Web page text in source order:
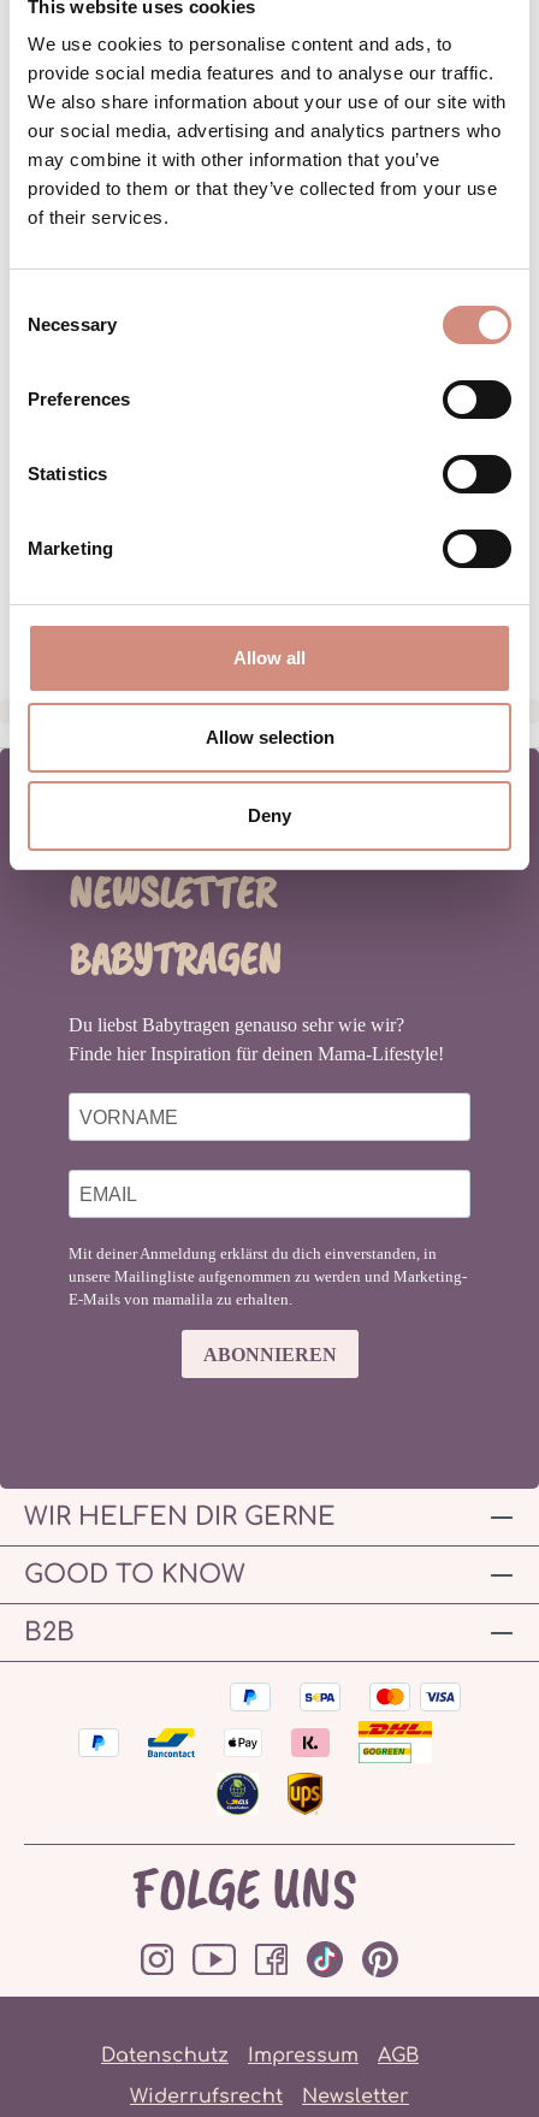
This website uses cookies
We use cookies to personalise content and ads, to
provide social media features and to analyse our traffic.
We also share information about your use of our site with
our social media, advertising and analytics partners who
may combine it with other information that you’ve
provided to them or that they’ve collected from your use
of their services.
Selection
Necessary
Preferences
Statistics
Marketing
Allow all
Allow selection
Deny
dir!
Produkt Anzahl: Gib den
Stk IN DEN WARENKORB
BESCHREIBUNG
Polyester (recycelt), innen gefüttert
PFLEGEHINWEISE
NEWSLETTER
BABYTRAGEN
Du liebst Babytragen genauso sehr wie wir?
Finde hier Inspiration für deinen Mama-Lifestyle!
Mit deiner Anmeldung erklärst du dich einverstanden, in
unsere Mailingliste aufgenommen zu werden und Marketing-
E-Mails von mamalila zu erhalten.
ABONNIEREN
WIR HELFEN DIR GERNE
GOOD TO KNOW
B2B
FOLGE UNS
Datenschutz Impressum
AGB
Widerrufsrecht
Newsletter